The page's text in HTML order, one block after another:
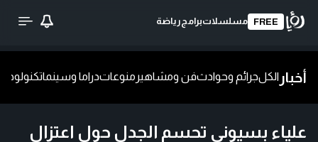
FREE مسلسلاتبرامج رياضة
أخبار الكلجرائم وحوادثفن ومشاهير منوعاتدراما وسينماتكنولوجيا
علياء بسيوني تحسم الجدل حول اعتزال